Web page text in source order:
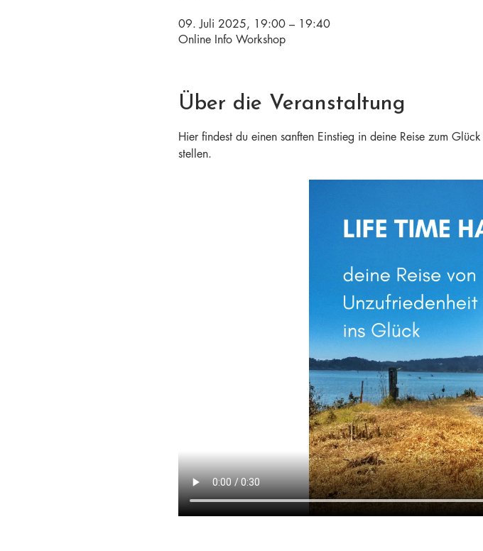
09. Juli 2025, 19:00 – 19:40
Online Info Workshop
Über die Veranstaltung
Hier findest du einen sanften Einstieg in deine Reise zum
stellen.